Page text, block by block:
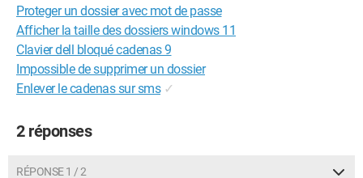
Proteger un dossier avec mot de passe
Afficher la taille des dossiers windows 11
Clavier dell bloqué cadenas 9
Impossible de supprimer un dossier
Enlever le cadenas sur sms ✓
2 réponses
RÉPONSE 1 / 2